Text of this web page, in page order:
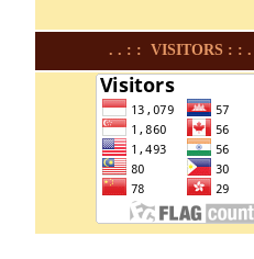
. . : : VISITORS : : .